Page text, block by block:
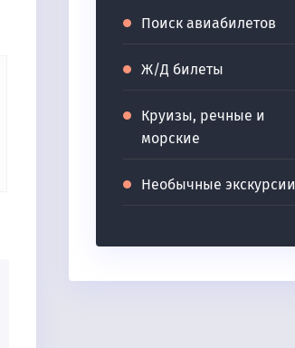
Поиск авиабилетов
Ж/Д билеты
Круизы, речные и
морские
Необычные экскурсии